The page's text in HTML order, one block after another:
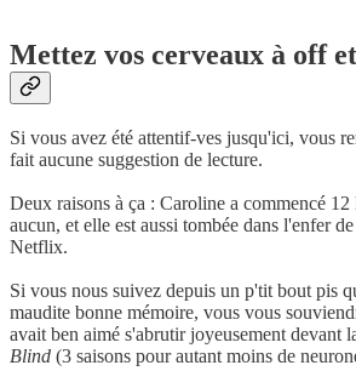
Mettez vos cerveaux à off
Si vous avez été attentif-ves jusqu'ici, vous
fait aucune suggestion de lecture.
Deux raisons à ça : Caroline a commencé
aucun, et elle est aussi tombée dans l'enfer de
Netflix.
Si vous nous suivez depuis un p'tit bout pis
maudite bonne mémoire, vous vous
avait ben aimé s'abrutir joyeusement devant
Blind (3 saisons pour autant moins de